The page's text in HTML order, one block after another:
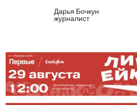
Дарья Бочкун
журналист